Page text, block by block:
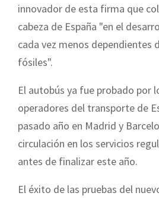
innovador de esta firma que
cabeza de España "en el
cada vez menos dependientes
fósiles".
El autobús ya fue probado por
operadores del transporte de
pasado año en Madrid y
circulación en los servicios
antes de finalizar este año.
El éxito de las pruebas del